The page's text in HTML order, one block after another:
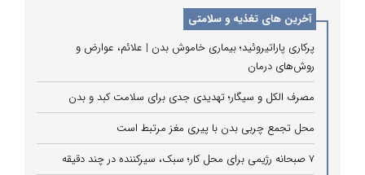
آخرین های تغذیه و سلامتی
پرکاری پاراتیروئید؛ بیماری خاموش بدن | علائم، عوارض و
روش‌های درمان
مصرف الکل و سیگار؛ تهدیدی جدی برای سلامت کبد و بدن
محل تجمع چربی بدن با پیری مغز مرتبط است
۷ صبحانه رژیمی برای محل کار؛ سبک، سیرکننده در چند دقیقه